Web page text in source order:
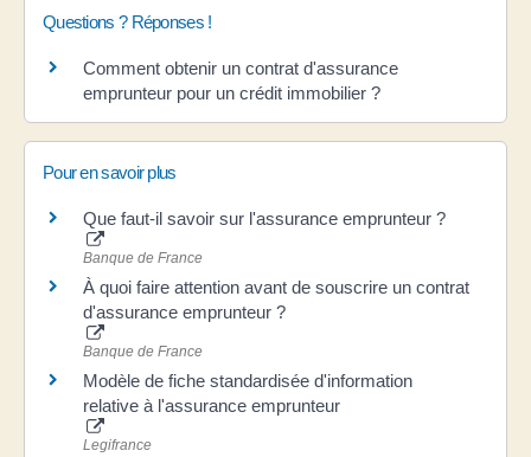
Questions ? Réponses !
Comment obtenir un contrat d'assurance
emprunteur pour un crédit immobilier ?
Pour en savoir plus
Que faut-il savoir sur l'assurance emprunteur ?
Banque de France
À quoi faire attention avant de souscrire un contrat
d'assurance emprunteur ?
Banque de France
Modèle de fiche standardisée d'information
relative à l'assurance emprunteur
Legifrance